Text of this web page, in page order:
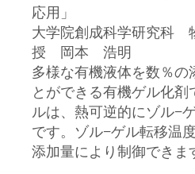
応用」
大学院創成科学研究科
授 岡本 浩明
多様な有機液体を数％の
とができる有機ゲル化
ルは、熱可逆的にゾル−
です。ゾル−ゲル転移温
添加量により制御できま